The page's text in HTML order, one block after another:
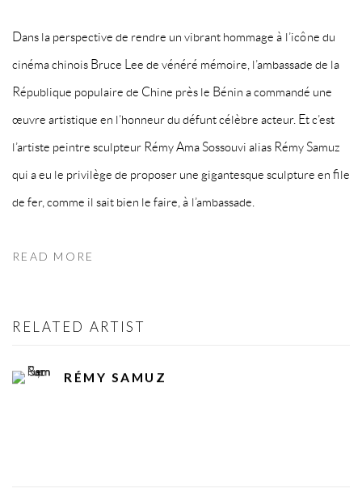
Dans la perspective de rendre un vibrant hommage à l’icône du
cinéma chinois Bruce Lee de vénéré mémoire, l’ambassade de la
République populaire de Chine près le Bénin a commandé une
œuvre artistique en l’honneur du défunt célèbre acteur. Et c’est
l’artiste peintre sculpteur Rémy Ama Sossouvi alias Rémy Samuz
qui a eu le privilège de proposer une gigantesque sculpture en file
de fer, comme il sait bien le faire, à l’ambassade.
READ MORE
RELATED ARTIST
RÉMY SAMUZ